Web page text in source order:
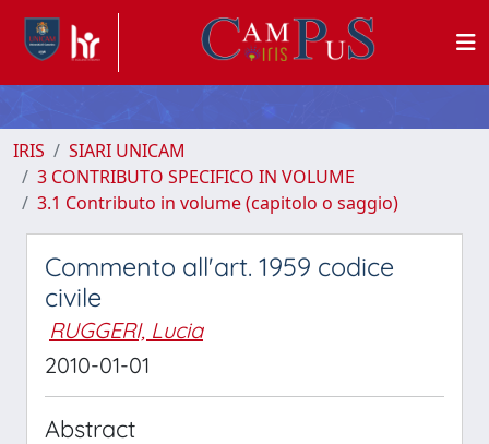
IRIS
SIARI UNICAM
3 CONTRIBUTO SPECIFICO IN VOLUME
3.1 Contributo in volume (capitolo o saggio)
Commento all'art. 1959 codice
civile
RUGGERI, Lucia
2010-01-01
Abstract